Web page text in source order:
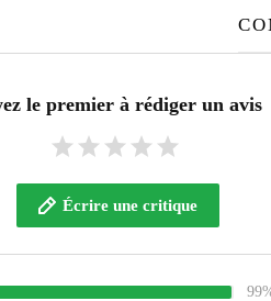
le premier à rédiger un avis
Écrire une critique